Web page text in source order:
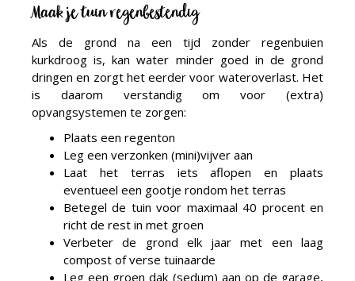
Maak je tuin regenbestendig
Als de grond na een tijd zonder regenbuien
kurkdroog is, kan water minder goed in de grond
dringen en zorgt het eerder voor wateroverlast. Het
is daarom verstandig om voor (extra)
opvangsystemen te zorgen:
Plaats een regenton
Leg een verzonken (mini)vijver aan
Laat het terras iets aflopen en plaats
eventueel een gootje rondom het terras
Betegel de tuin voor maximaal 40 procent en
richt de rest in met groen
Verbeter de grond elk jaar met een laag
compost of verse tuinaarde
Leg een groen dak (sedum) aan op de garage,